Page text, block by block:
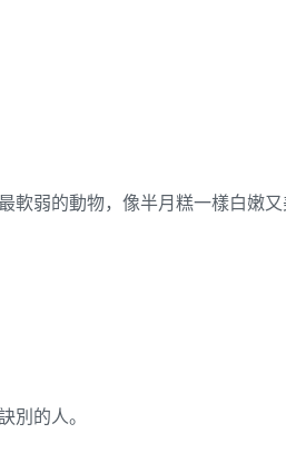
軟弱的動物，像半月糕一樣白嫩
別的人。